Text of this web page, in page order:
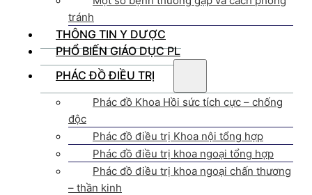
tránh
THÔNG TIN Y DƯỢC
PHỔ BIẾN GIÁO DỤC PL
PHÁC ĐỒ ĐIỀU TRỊ
Phác đồ Khoa Hồi sức tích cực – chống
độc
Phác đồ điều trị Khoa nội tổng hợp
Phác đồ điều trị khoa ngoại tổng hợp
Phác đồ điều trị khoa ngoại chấn thương
– thần kinh